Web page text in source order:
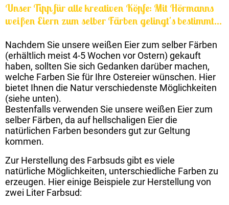
Unser Tipp für alle kreativen Köpfe: Mit Hörmanns
weißen Eiern zum selber Färben gelingt's bestimmt...
Nachdem Sie unsere weißen Eier zum selber Färben
(erhältlich meist 4-5 Wochen vor Ostern) gekauft
haben, sollten Sie sich Gedanken darüber machen,
welche Farben Sie für Ihre Ostereier wünschen. Hier
bietet Ihnen die Natur verschiedenste Möglichkeiten
(siehe unten).
Bestenfalls verwenden Sie unsere weißen Eier zum
selber Färben, da auf hellschaligen Eier die
natürlichen Farben besonders gut zur Geltung
kommen.
Zur Herstellung des Farbsuds gibt es viele
natürliche Möglichkeiten, unterschiedliche Farben zu
erzeugen. Hier einige Beispiele zur Herstellung von
zwei Liter Farbsud: